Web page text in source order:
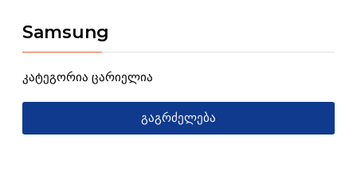
Samsung
კატეგორია ცარიელია
ᲒᲐᲒᲠᲫᲔᲚᲔᲑᲐ